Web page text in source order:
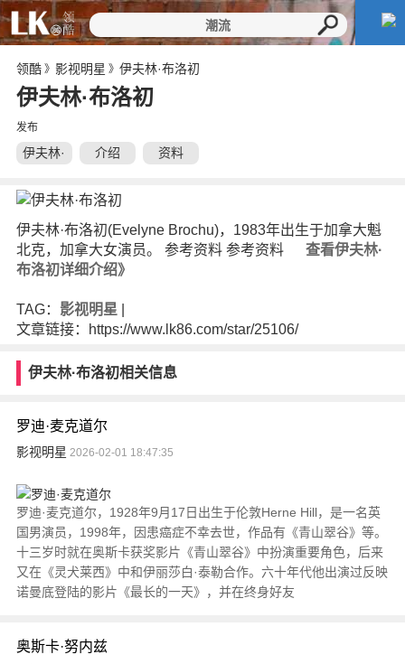
领酷》 影视明星 》 伊夫林·布洛初
伊夫林·布洛初
发布
伊夫林·
介绍 资料
伊夫林·布洛初(Evelyne Brochu)，1983年出生于加拿大魁
北克，加拿大女演员。 参考资料 参考资料 查看伊夫林·
布洛初详细介绍》
TAG： 影视明星
文章链接：https://www.lk86.com/star/25106/
伊夫林·布洛初相关信息
罗迪·麦克道尔
影视明星 2026-02-01 18:47:35
罗迪·麦克道尔，1928年9月17日出生于伦敦Herne Hill，是一名英
国男演员，1998年，因患癌症不幸去世，作品有《青山翠谷》等。
十三岁时就在奥斯卡获奖影片《青山翠谷》中扮演重要角色，后来
又在《灵犬莱西》中和伊丽莎白·泰勒合作。六十年代他出演过反映
诺曼底登陆的影片《最长的一天》，并在终身好友
奥斯卡·努内兹